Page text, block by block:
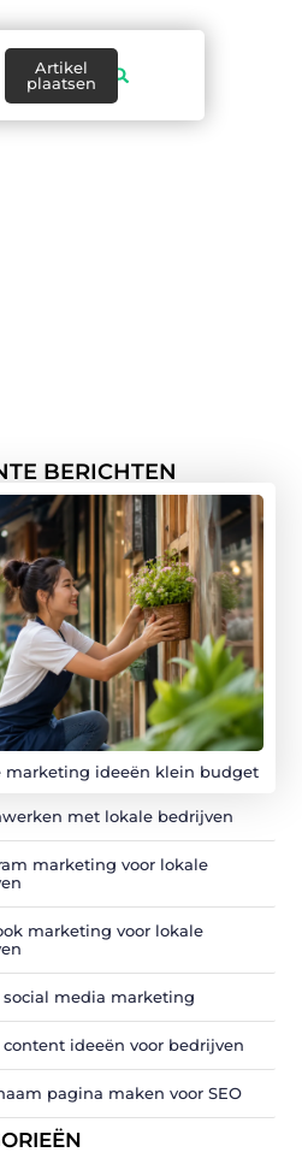
Artikel
plaatsen
BERICHTEN
marketing ideeën klein budget
met lokale bedrijven
marketing voor lokale
marketing voor lokale
social media marketing
content ideeën voor bedrijven
pagina maken voor SEO